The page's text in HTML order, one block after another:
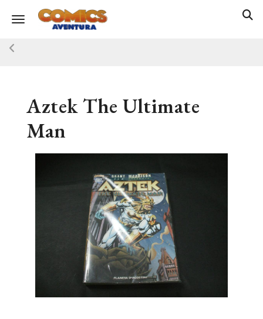
Toggle navigation
Aztek The Ultimate
Man